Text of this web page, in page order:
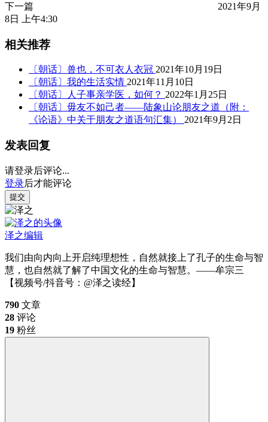
下一篇
2021年9月
8日 上午4:30
相关推荐
〔朝话〕兽也，不可衣人衣冠 2021年10月19日
〔朝话〕我的生活实情 2021年11月10日
〔朝话〕人子事亲学医，如何？ 2022年1月25日
〔朝话〕毋友不如己者——陆象山论朋友之道（附：
《论语》中关于朋友之道语句汇集）
2021年9月2日
发表回复
请登录后评论...
登录后才能评论
提交
泽之编辑
我们由向内向上开启纯理想性，自然就接上了孔子的生命与智
慧，也自然就了解了中国文化的生命与智慧。——牟宗三
【视频号/抖音号：@泽之读经】
790 文章
28 评论
19 粉丝